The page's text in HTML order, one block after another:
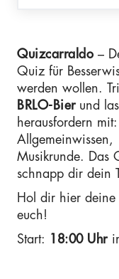
Quizcarraldo –
Quiz für
werden wollen.
BRLO-Bier und
herausfordern
Allgemeinwissen,
Musikrunde. Das
schnapp dir dein
Hol dir hier deine
euch!
Start: 18:00 Uhr